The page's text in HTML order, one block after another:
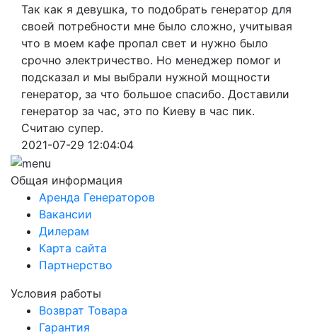
Так как я девушка, то подобрать генератор для
своей потребности мне было сложно, учитывая
что в моем кафе пропал свет и нужно было
срочно электричество. Но менеджер помог и
подсказал и мы выбрали нужной мощности
генератор, за что большое спасибо. Доставили
генератор за час, это по Киеву в час пик.
Считаю супер.
2021-07-29 12:04:04
Общая информация
Аренда Генераторов
Вакансии
Дилерам
Карта сайта
Партнерство
Условия работы
Возврат Товара
Гарантия